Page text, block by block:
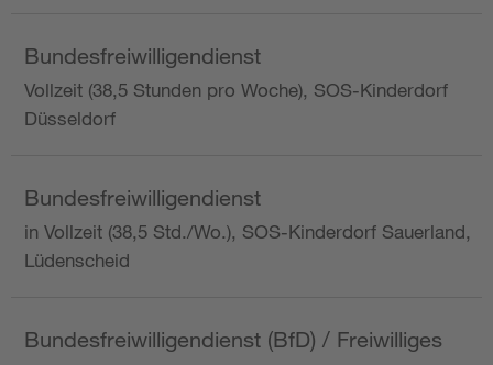
Bundesfreiwilligendienst
Vollzeit (38,5 Stunden pro Woche), SOS-Kinderdorf
Düsseldorf
Bundesfreiwilligendienst
in Vollzeit (38,5 Std./Wo.), SOS-Kinderdorf Sauerland,
Lüdenscheid
Bundesfreiwilligendienst (BfD) / Freiwilliges